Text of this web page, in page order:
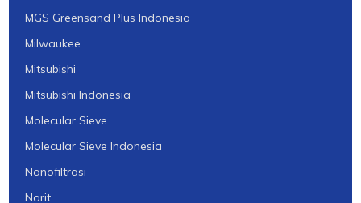
MGS Greensand Plus Indonesia
Milwaukee
Mitsubishi
Mitsubishi Indonesia
Molecular Sieve
Molecular Sieve Indonesia
Nanofiltrasi
Norit